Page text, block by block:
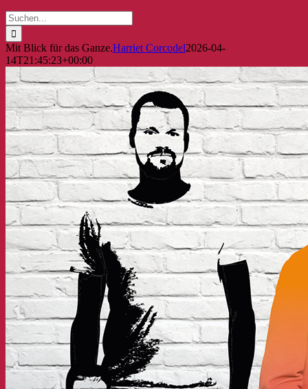
Suche
nach:
Mit Blick für das Ganze.Harriet Corcodel2026-04-
14T21:45:23+00:00